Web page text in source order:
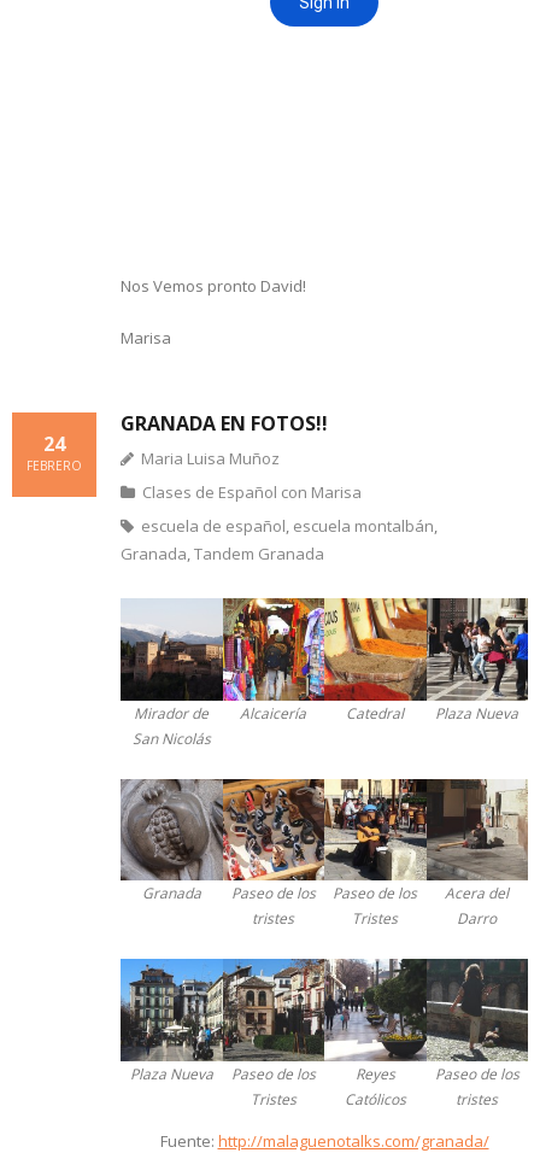
Nos Vemos pronto David!
Marisa
GRANADA EN FOTOS!!
24
FEBRERO
Maria Luisa Muñoz
Clases de Español con Marisa
escuela de español, escuela montalbán,
Granada,Tandem Granada
Mirador de
San Nicolás
Alcaicería Catedral Plaza Nueva
Granada
Paseo de los
tristes
Paseo de los
Tristes
Acera del
Darro
Plaza Nueva
Paseo de los
Tristes
Reyes
Católicos
Paseo de los
tristes
Fuente: http://malaguenotalks.com/granada/